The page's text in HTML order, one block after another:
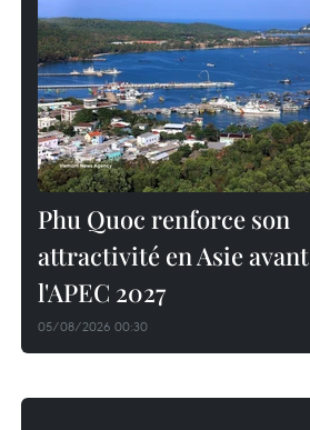
Phu Quoc renforce son
attractivité en Asie avant
l'APEC 2027
05/08/2026 00:30